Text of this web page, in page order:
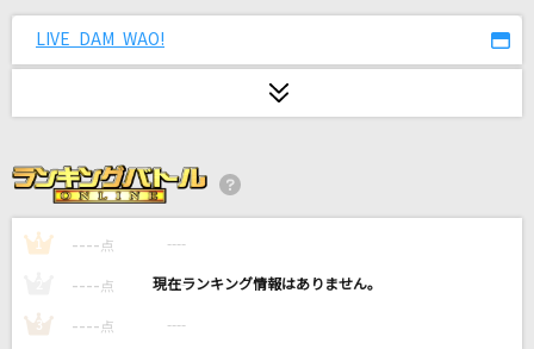
[生音]Tomorrow never knows
[生音]ラブ・ストーリーは突然に
FIRE AFTER FIRE
聖飢魔Ⅱ
≠ME
LIVE DAM WAO!
1 ---- 点 ----
---- 点 ----
3 ---- 点 ----